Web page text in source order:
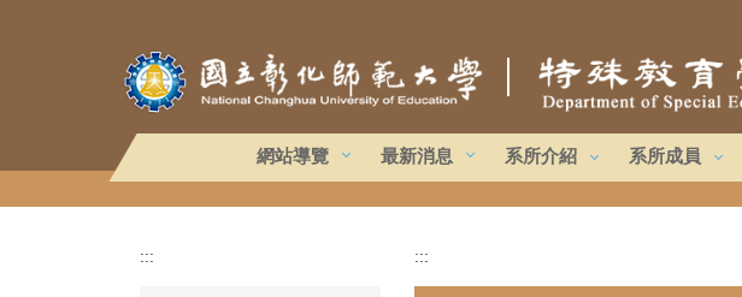
區
｜
網站導覽 最新消息 系所介紹 系所成員
::: :::